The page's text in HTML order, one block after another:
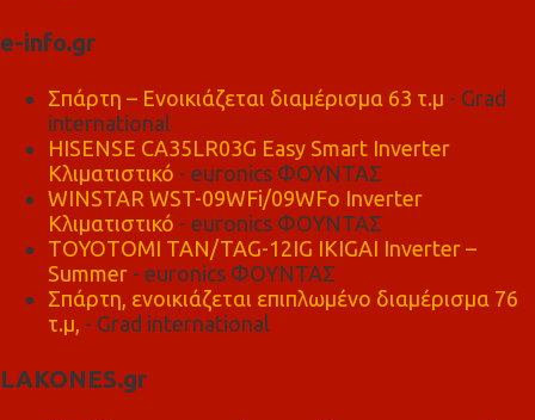
e-info.gr
Σπάρτη – Ενοικιάζεται διαμέρισμα 63 τ.μ - Grad
international
HISENSE CA35LR03G Easy Smart Inverter
Κλιματιστικό - euronics ΦΟΥΝΤΑΣ
WINSTAR WST-09WFi/09WFo Inverter
Κλιματιστικό - euronics ΦΟΥΝΤΑΣ
TOYOTOMI TAN/TAG-12IG IKIGAI Inverter –
Summer - euronics ΦΟΥΝΤΑΣ
Σπάρτη, ενοικιάζεται επιπλωμένο διαμέρισμα 76
τ.μ, - Grad international
LAKONES.gr